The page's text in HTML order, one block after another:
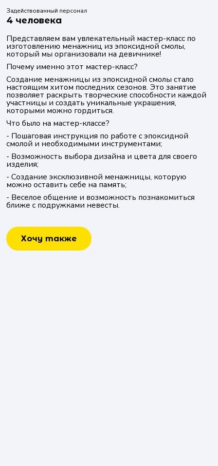
Задействованный персонал
4 человека
Представляем вам увлекательный мастер-класс по
изготовлению менажниц из эпоксидной смолы,
который мы организовали на девичнике!
Почему именно этот мастер-класс?
Создание менажницы из эпоксидной смолы стало
настоящим хитом последних сезонов. Это занятие
позволяет раскрыть творческие способности каждой
участницы и создать уникальные украшения,
которыми можно гордиться.
Что было на мастер-классе?
- Пошаговая инструкция по работе с эпоксидной
смолой и необходимыми инструментами;
- Возможность выбора дизайна и цвета для своего
изделия;
- Создание эксклюзивной менажницы, которую
можно оставить себе на память;
- Веселое общение и возможность познакомиться
ближе с подружками невесты.
Хочу также